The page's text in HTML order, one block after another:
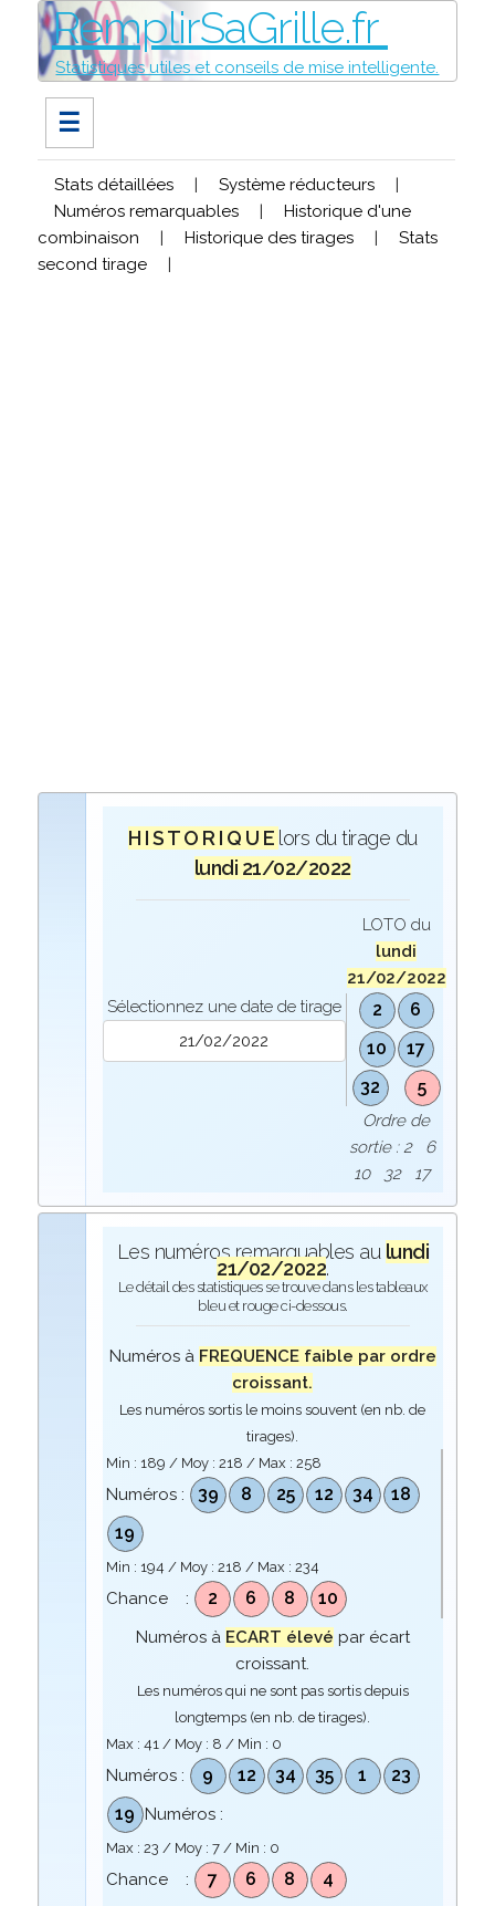
RemplirSaGrille.fr
Statistiques utiles et conseils de mise intelligente.
☰
Stats détaillées | Système réducteurs
|
Numéros remarquables
|
Historique d'une
combinaison
| Historique des tirages |
Stats
second tirage
|
H I S T O R I Q U E lors du tirage du
lundi 21/02/2022
Sélectionnez une date de tirage
LOTO du
lundi
21/02/2022
2
6
10
17
32
5
Ordre de
sortie : 2 6
10 32 17
Les numéros remarquables au lundi
21/02/2022.
Le détail des statistiques se trouve dans les tableaux
bleu et rouge ci-dessous.
Numéros à FREQUENCE faible par ordre
croissant.
Les numéros sortis le moins souvent (en nb. de
tirages).
Min : 189 / Moy : 218 / Max : 258
Numéros : 39 8 25 12 34
18
19
Min : 194 / Moy : 218 / Max : 234
Chance : 2 6 8 10
Numéros à ECART élevé par écart
croissant.
Les numéros qui ne sont pas sortis depuis
longtemps (en nb. de tirages).
Max : 41/ Moy : 8 / Min : 0
Numéros : 9 12 34 35 1
23
19 Numéros :
Max : 23 / Moy : 7/ Min : 0
Chance : 7 6 8 4